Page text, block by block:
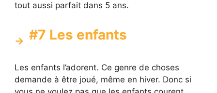
tout aussi parfait dans 5 ans.
#7 Les enfants
Les enfants l’adorent. Ce genre de choses
demande à être joué, même en hiver. Donc si